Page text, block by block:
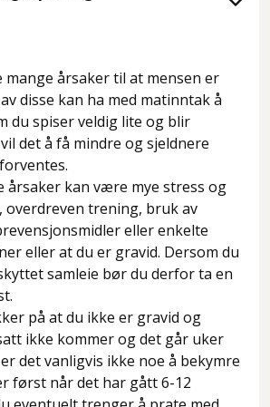
årsaker til at mensen er
disse kan ha med matinntak å
du spiser veldig lite og blir
det å få mindre og sjeldnere
årsaker kan være mye stress og
overdreven trening, bruk av
eller enkelte
eller at du er gravid. Dersom du
samleie bør du derfor ta en
på at du ikke er gravid og
ikke kommer og det går uker
det vanligvis ikke noe å bekymre
først når det har gått 6-12